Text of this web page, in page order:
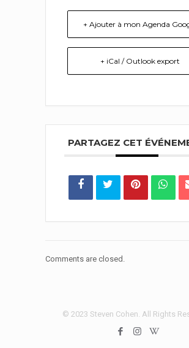
+ Ajouter à mon Agenda
+ iCal / Outlook export
PARTAGEZ CET
Comments are closed.
© 2023 Steven Cohen. All Rights